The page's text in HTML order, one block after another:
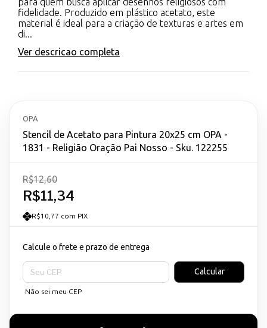
fidelidade. Produzido em plástico acetato, este
material é ideal para a criação de texturas e artes em
di...
Ver descricao completa
OPA
Stencil de Acetato para Pintura 20x25 cm OPA -
1831 - Religião Oração Pai Nosso - Sku. 122255
R$11,34
R$12,60
R$10,77 com PIX
Calcule o frete e prazo de entrega
Entregas para o CEP:
Calcular
Não sei meu CEP